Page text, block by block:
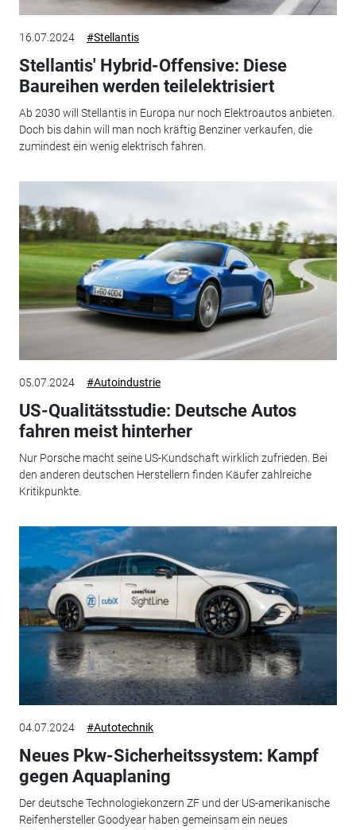
16.07.2024 #Stellantis
Stellantis' Hybrid-Offensive: Diese
Baureihen werden teilelektrisiert
Ab 2030 will Stellantis in Europa nur noch Elektroautos anbieten.
Doch bis dahin will man noch kräftig Benziner verkaufen, die
zumindest ein wenig elektrisch fahren.
05.07.2024 #Autoindustrie
US-Qualitätsstudie: Deutsche Autos
fahren meist hinterher
Nur Porsche macht seine US-Kundschaft wirklich zufrieden. Bei
den anderen deutschen Herstellern finden Käufer zahlreiche
Kritikpunkte.
04.07.2024 #Autotechnik
Neues Pkw-Sicherheitssystem: Kampf
gegen Aquaplaning
Der deutsche Technologiekonzern ZF und der US-amerikanische
Reifenhersteller Goodyear haben gemeinsam ein neues